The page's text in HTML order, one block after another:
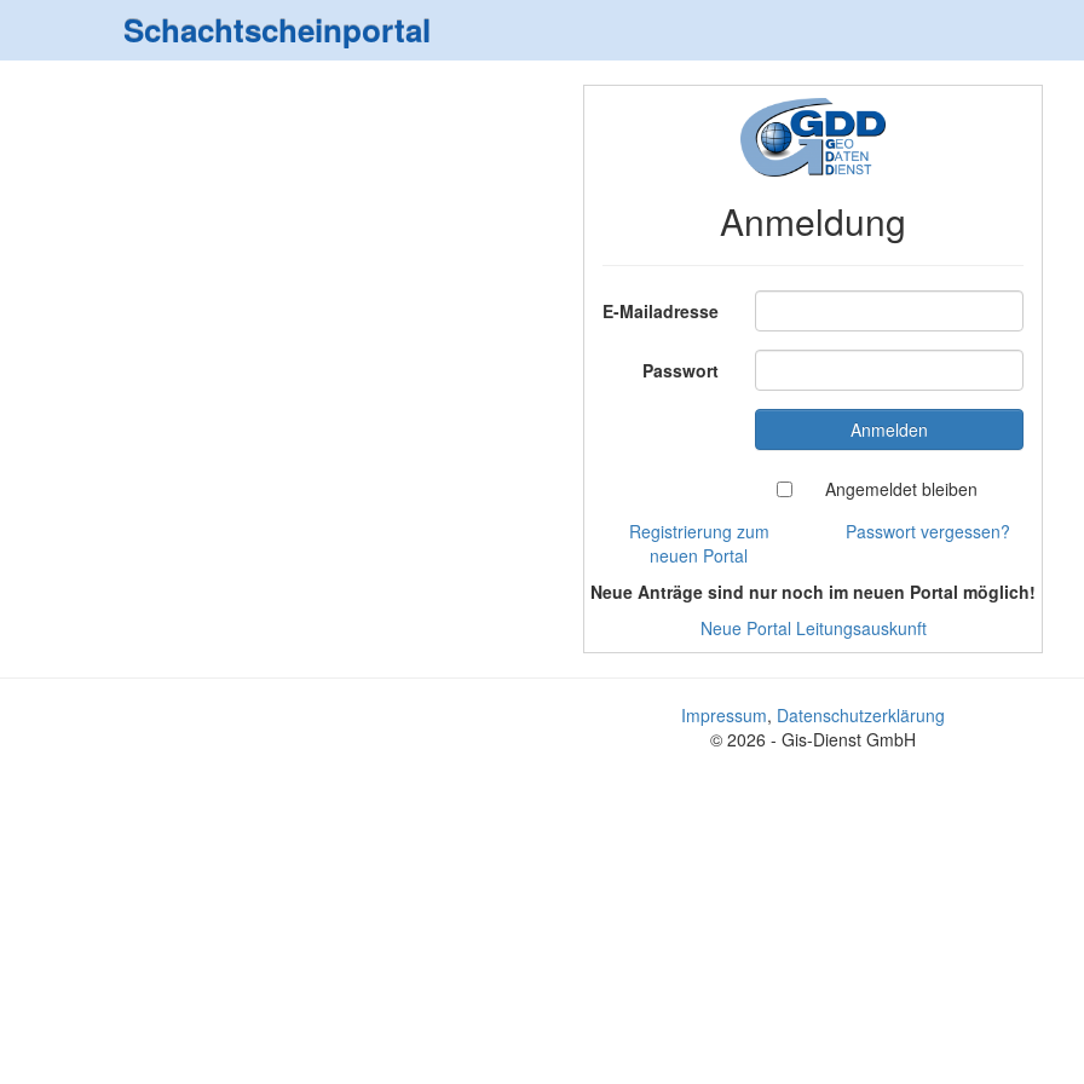
Schachtscheinportal
Anmeldung
E-Mailadresse
Passwort
Angemeldet bleiben
Registrierung zum
neuen Portal
Passwort vergessen?
Neue Anträge sind nur noch im neuen Portal möglich!
Neue Portal Leitungsauskunft
Impressum, Datenschutzerklärung
© 2026 - Gis-Dienst GmbH